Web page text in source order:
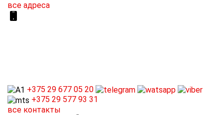
все адреса
+375 29 677 05 20
+375 29 577 93 31
все контакты